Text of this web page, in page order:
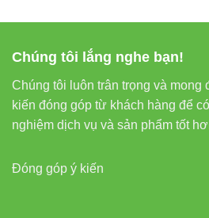
Chúng tôi lắng nghe bạn!
Chúng tôi luôn trân trọng và
kiến đóng góp từ khách hàng để
nghiệm dịch vụ và sản phẩm tốt
Đóng góp ý kiến